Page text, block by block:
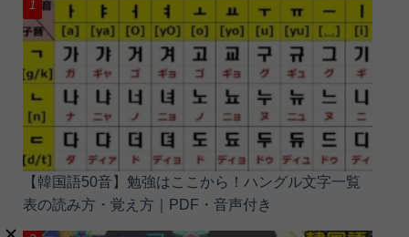
【韓国語50音】勉強はここから！ハングル文字一覧
表の読み方・覚え方｜PDF・音声付き